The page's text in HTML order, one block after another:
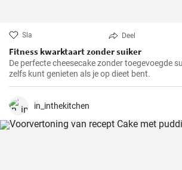
Sla Deel
Fitness kwarktaart zonder suiker
De perfecte cheesecake zonder toegevoegde
zelfs kunt genieten als je op dieet bent.
in_inthekitchen